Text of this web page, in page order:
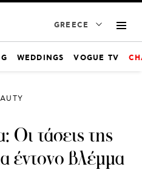
GREECE
WEDDINGS VOGUE TV
Οι τάσεις της
έντονο βλέμμα